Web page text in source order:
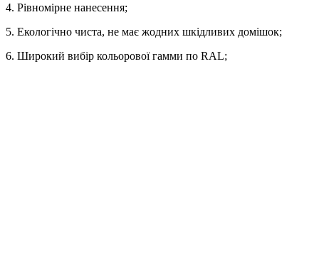
4. Рівномірне нанесення;
5. Екологічно чиста, не має жодних шкідливих домішок;
6. Широкий вибір кольорової гамми по RAL;